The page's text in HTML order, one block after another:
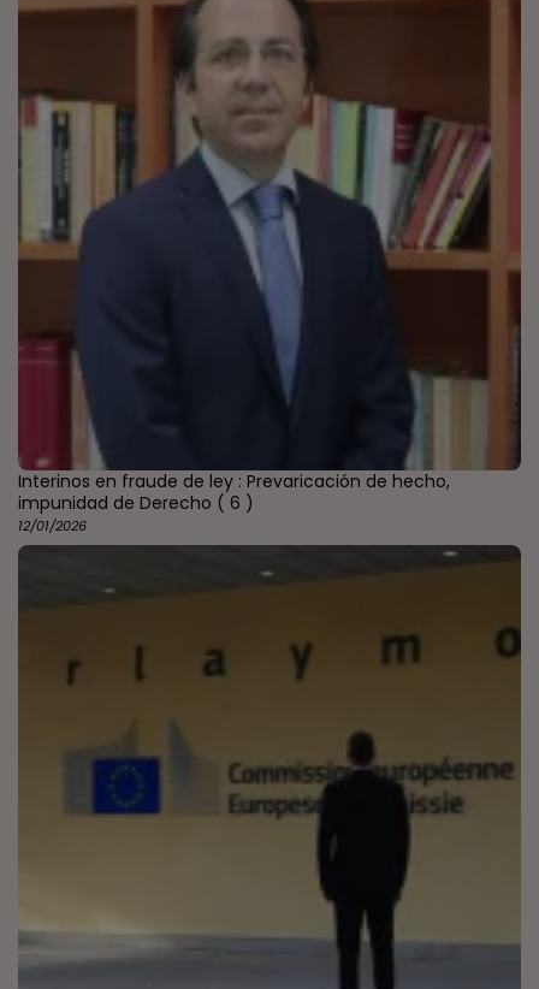
Interinos en fraude de ley : Prevaricación de hecho,
impunidad de Derecho ( 6 )
12/01/2026